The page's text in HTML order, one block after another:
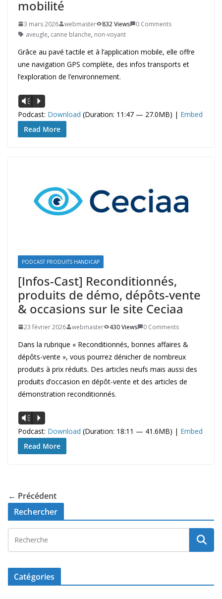
mobilité
3 mars 2026 webmaster 832 Views
0 Comments
aveugle, canne blanche, non-voyant
Grâce au pavé tactile et à l’application mobile, elle offre
une navigation GPS complète, des infos transports et
l’exploration de l’environnement.
Lecteur
audio
Vm P
Podcast: Download (Duration: 11:47 — 27.0MB) | Embed
Read More
PODCAST PRODUITS HANDICAP
[Infos-Cast] Reconditionnés,
produits de démo, dépôts-vente
& occasions sur le site Ceciaa
23 février 2026 webmaster 430 Views 0 Comments
Dans la rubrique « Reconditionnés, bonnes affaires &
dépôts-vente », vous pourrez dénicher de nombreux
produits à prix réduits. Des articles neufs mais aussi des
produits d’occasion en dépôt-vente et des articles de
démonstration reconditionnés.
Lecteur
audio
Vm P
Podcast: Download (Duration: 18:11 — 41.6MB) | Embed
Read More
← Précédent
Rechercher
Catégories